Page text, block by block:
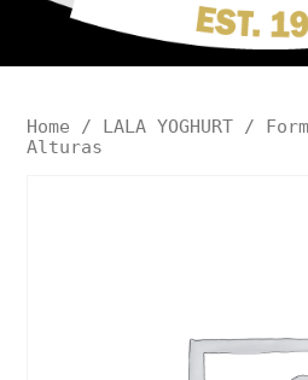
Home / LALA YOGHURT/
Alturas